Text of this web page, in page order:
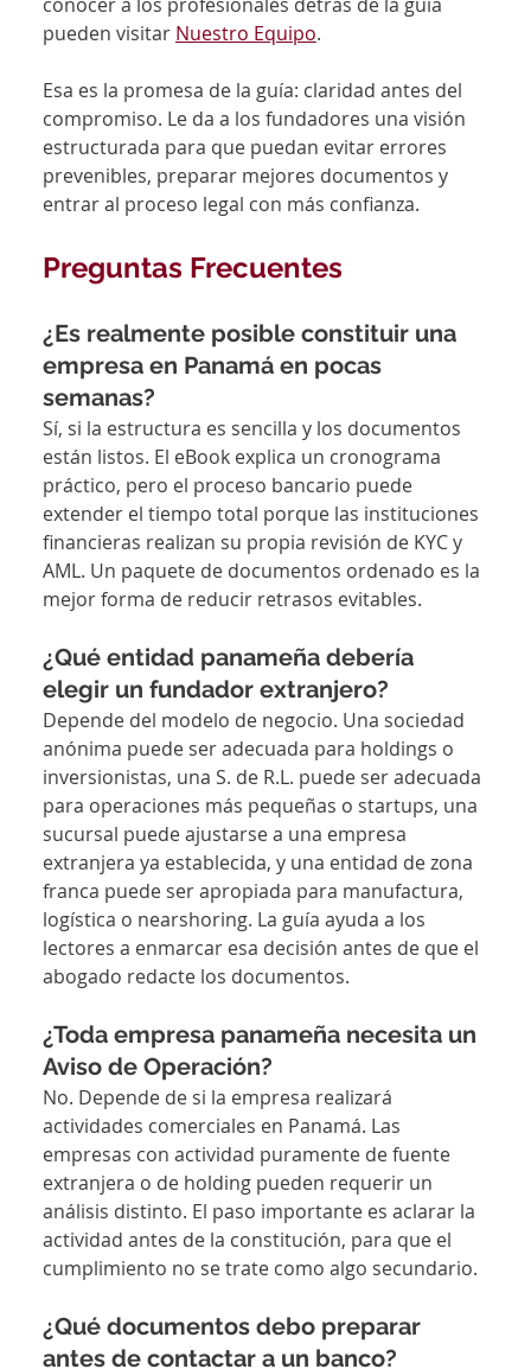
pueden visitar Nuestro Equipo.
Esa es la promesa de la guía: claridad antes del
compromiso. Le da a los fundadores una visión
estructurada para que puedan evitar errores
prevenibles, preparar mejores documentos y
entrar al proceso legal con más confianza.
Preguntas Frecuentes
¿Es realmente posible constituir una
empresa en Panamá en pocas
semanas?
Sí, si la estructura es sencilla y los documentos
están listos. El eBook explica un cronograma
práctico, pero el proceso bancario puede
extender el tiempo total porque las instituciones
financieras realizan su propia revisión de KYC y
AML. Un paquete de documentos ordenado es la
mejor forma de reducir retrasos evitables.
¿Qué entidad panameña debería
elegir un fundador extranjero?
Depende del modelo de negocio. Una sociedad
anónima puede ser adecuada para holdings o
inversionistas, una S. de R.L. puede ser adecuada
para operaciones más pequeñas o startups, una
sucursal puede ajustarse a una empresa
extranjera ya establecida, y una entidad de zona
franca puede ser apropiada para manufactura,
logística o nearshoring. La guía ayuda a los
lectores a enmarcar esa decisión antes de que el
abogado redacte los documentos.
¿Toda empresa panameña necesita un
Aviso de Operación?
No. Depende de si la empresa realizará
actividades comerciales en Panamá. Las
empresas con actividad puramente de fuente
extranjera o de holding pueden requerir un
análisis distinto. El paso importante es aclarar la
actividad antes de la constitución, para que el
cumplimiento no se trate como algo secundario.
¿Qué documentos debo preparar
antes de contactar a un banco?